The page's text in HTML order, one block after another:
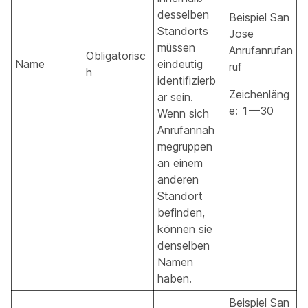
Name
Obligatorisc
h
desselben
Standorts
müssen
eindeutig
identifizierb
ar sein.
Wenn sich
Anrufannah
megruppen
an einem
anderen
Standort
befinden,
können sie
denselben
Namen
haben.
Beispiel San
Jose
Anrufanrufan
ruf
Zeichenläng
e: 1—30
Beispiel San